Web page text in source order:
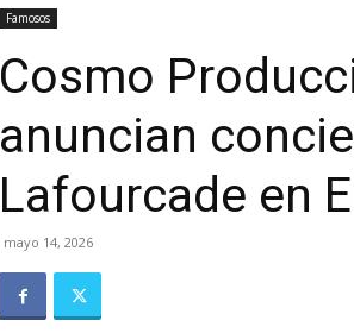
Famosos
Cosmo
anuncian
Lafourcade en
mayo 14, 2026